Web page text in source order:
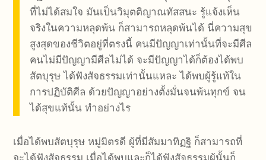
ที่ไม่ได้สมใจ มันเป็นวิมุตติญาณทัสสนะ รู้แจ้งเห็น
จริงในความหลุดพ้น ก็สามารถหลุดพ้นได้ นี่ความสุข
สูงสุดของชีวิตอยู่ที่ตรงนี้ คนมีปัญญาเท่านั้นที่จะมีศีล
คนไม่มีปัญญามีศีลไม่ได้ จะมีปัญญาได้ก็ต้องได้พบ
สัตบุรุษ ได้ฟังสัจธรรมเท่านั้นแหละ ได้พบผู้รู้แท้ใน
การปฏิบัติศีล ด้วยปัญญาอย่างตั้งมั่นจนพ้นทุกข์ จน
ได้สุขแท้นั้น ทำอย่างไร
เมื่อได้พบสัตบุรุษ หมู่มิตรดี ผู้ที่มีสัมมาทิฏฐิ ก็สามารถที่
จะได้ฟังสัจธรรม เมื่อได้พบและก็ได้ฟังสัจธรรมผู้นั้นก็